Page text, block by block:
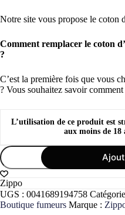
Notre site vous propose le coton
Comment remplacer le coton
?
C’est la première fois que vous
? Vous souhaitez savoir
L’utilisation de ce produit est
aux moins de 18
quantité
de
Zippo
Cotton
original
à
changer
Zippo
UGS : 0041689194758
Boutique fumeurs Marque :